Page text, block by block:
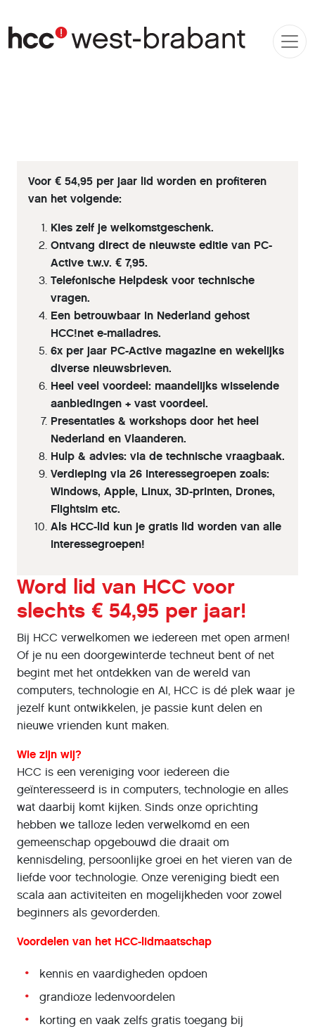
Word lid van HCC voor
slechts € 54,95 per jaar!
Bij HCC verwelkomen we iedereen met open armen!
Of je nu een doorgewinterde techneut bent of net
begint met het ontdekken van de wereld van
computers, technologie en AI, HCC is dé plek waar je
jezelf kunt ontwikkelen, je passie kunt delen en
nieuwe vrienden kunt maken.
Wie zijn wij?
HCC is een vereniging voor iedereen die
geïnteresseerd is in computers, technologie en alles
wat daarbij komt kijken. Sinds onze oprichting
hebben we talloze leden verwelkomd en een
gemeenschap opgebouwd die draait om
kennisdeling, persoonlijke groei en het vieren van de
liefde voor technologie. Onze vereniging biedt een
scala aan activiteiten en mogelijkheden voor zowel
beginners als gevorderden.
Voordelen van het HCC-lidmaatschap
kennis en vaardigheden opdoen
grandioze ledenvoordelen
korting en vaak zelfs gratis toegang bij
Voor € 54,95 per jaar lid worden en profiteren
van het volgende:
Kies zelf je welkomstgeschenk.
Ontvang direct de nieuwste editie van PC-
Active t.w.v. € 7,95.
Telefonische Helpdesk voor technische
vragen.
Een betrouwbaar in Nederland gehost
HCC!net e-mailadres.
6x per jaar PC-Active magazine en wekelijks
diverse nieuwsbrieven.
Heel veel voordeel: maandelijks wisselende
aanbiedingen + vast voordeel.
Presentaties & workshops door het heel
Nederland en Vlaanderen.
Hulp & advies: via de technische vraagbaak.
Verdieping via 26 Interessegroepen zoals:
Windows, Apple, Linux, 3D-printen, Drones,
Flightsim etc.
Als HCC-lid kun je gratis lid worden van alle
Interessegroepen!